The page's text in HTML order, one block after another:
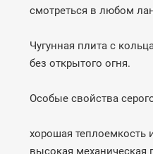
смотреться в любом
Чугунная плита с
без открытого огня.
Особые свойства
хорошая теплоемкость
высокая механическая